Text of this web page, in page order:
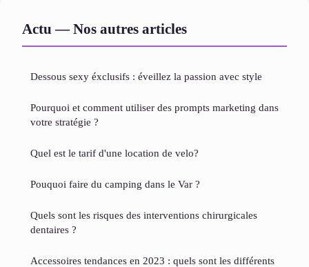
Actu — Nos autres articles
Dessous sexy éxclusifs : éveillez la passion avec style
Pourquoi et comment utiliser des prompts marketing dans
votre stratégie ?
Quel est le tarif d'une location de velo?
Pouquoi faire du camping dans le Var ?
Quels sont les risques des interventions chirurgicales
dentaires ?
Accessoires tendances en 2023 : quels sont les différents